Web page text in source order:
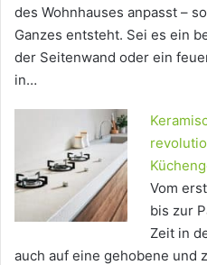
des Wohnhauses anpasst –
Ganzes entsteht. Sei es ein
der Seitenwand oder ein
in…
Vom
bis zur
Zeit in
auch auf eine gehobene und